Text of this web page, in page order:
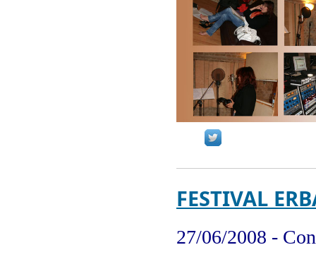
FESTIVAL
27/06/2008 -